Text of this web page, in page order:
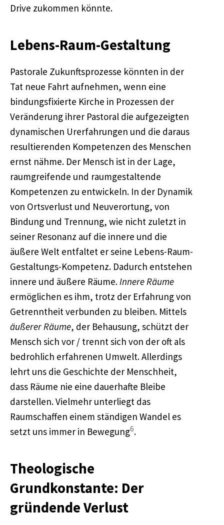
Drive zukommen könnte.
Lebens-Raum-Gestaltung
Pastorale Zukunftsprozesse könnten in der
Tat neue Fahrt aufnehmen, wenn eine
bindungsfixierte Kirche in Prozessen der
Veränderung ihrer Pastoral die aufgezeigten
dynamischen Urerfahrungen und die daraus
resultierenden Kompetenzen des Menschen
ernst nähme. Der Mensch ist in der Lage,
raumgreifende und raumgestaltende
Kompetenzen zu entwickeln. In der Dynamik
von Ortsverlust und Neuverortung, von
Bindung und Trennung, wie nicht zuletzt in
seiner Resonanz auf die innere und die
äußere Welt entfaltet er seine Lebens-Raum-
Gestaltungs-Kompetenz. Dadurch entstehen
innere und äußere Räume.Innere Räume
ermöglichen es ihm, trotz der Erfahrung von
Getrenntheit verbunden zu bleiben. Mittels
äußerer Räume, der Behausung, schützt der
Mensch sich vor / trennt sich von der oft als
bedrohlich erfahrenen Umwelt. Allerdings
lehrt uns die Geschichte der Menschheit,
dass Räume nie eine dauerhafte Bleibe
darstellen. Vielmehr unterliegt das
Raumschaffen einem ständigen Wandel es
setzt uns immer in Bewegung6.
Theologische
Grundkonstante: Der
gründende Verlust